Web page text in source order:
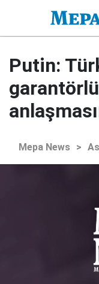
Putin:
Mepa News >